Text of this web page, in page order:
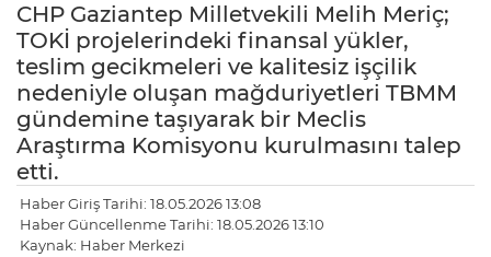
CHP Gaziantep Milletvekili Melih Meriç;
TOKİ projelerindeki finansal yükler,
teslim gecikmeleri ve kalitesiz işçilik
nedeniyle oluşan mağduriyetleri TBMM
gündemine taşıyarak bir Meclis
Araştırma Komisyonu kurulmasını talep
etti.
Haber Giriş Tarihi: 18.05.2026 13:08
Haber Güncellenme Tarihi: 18.05.2026 13:10
Kaynak: Haber Merkezi